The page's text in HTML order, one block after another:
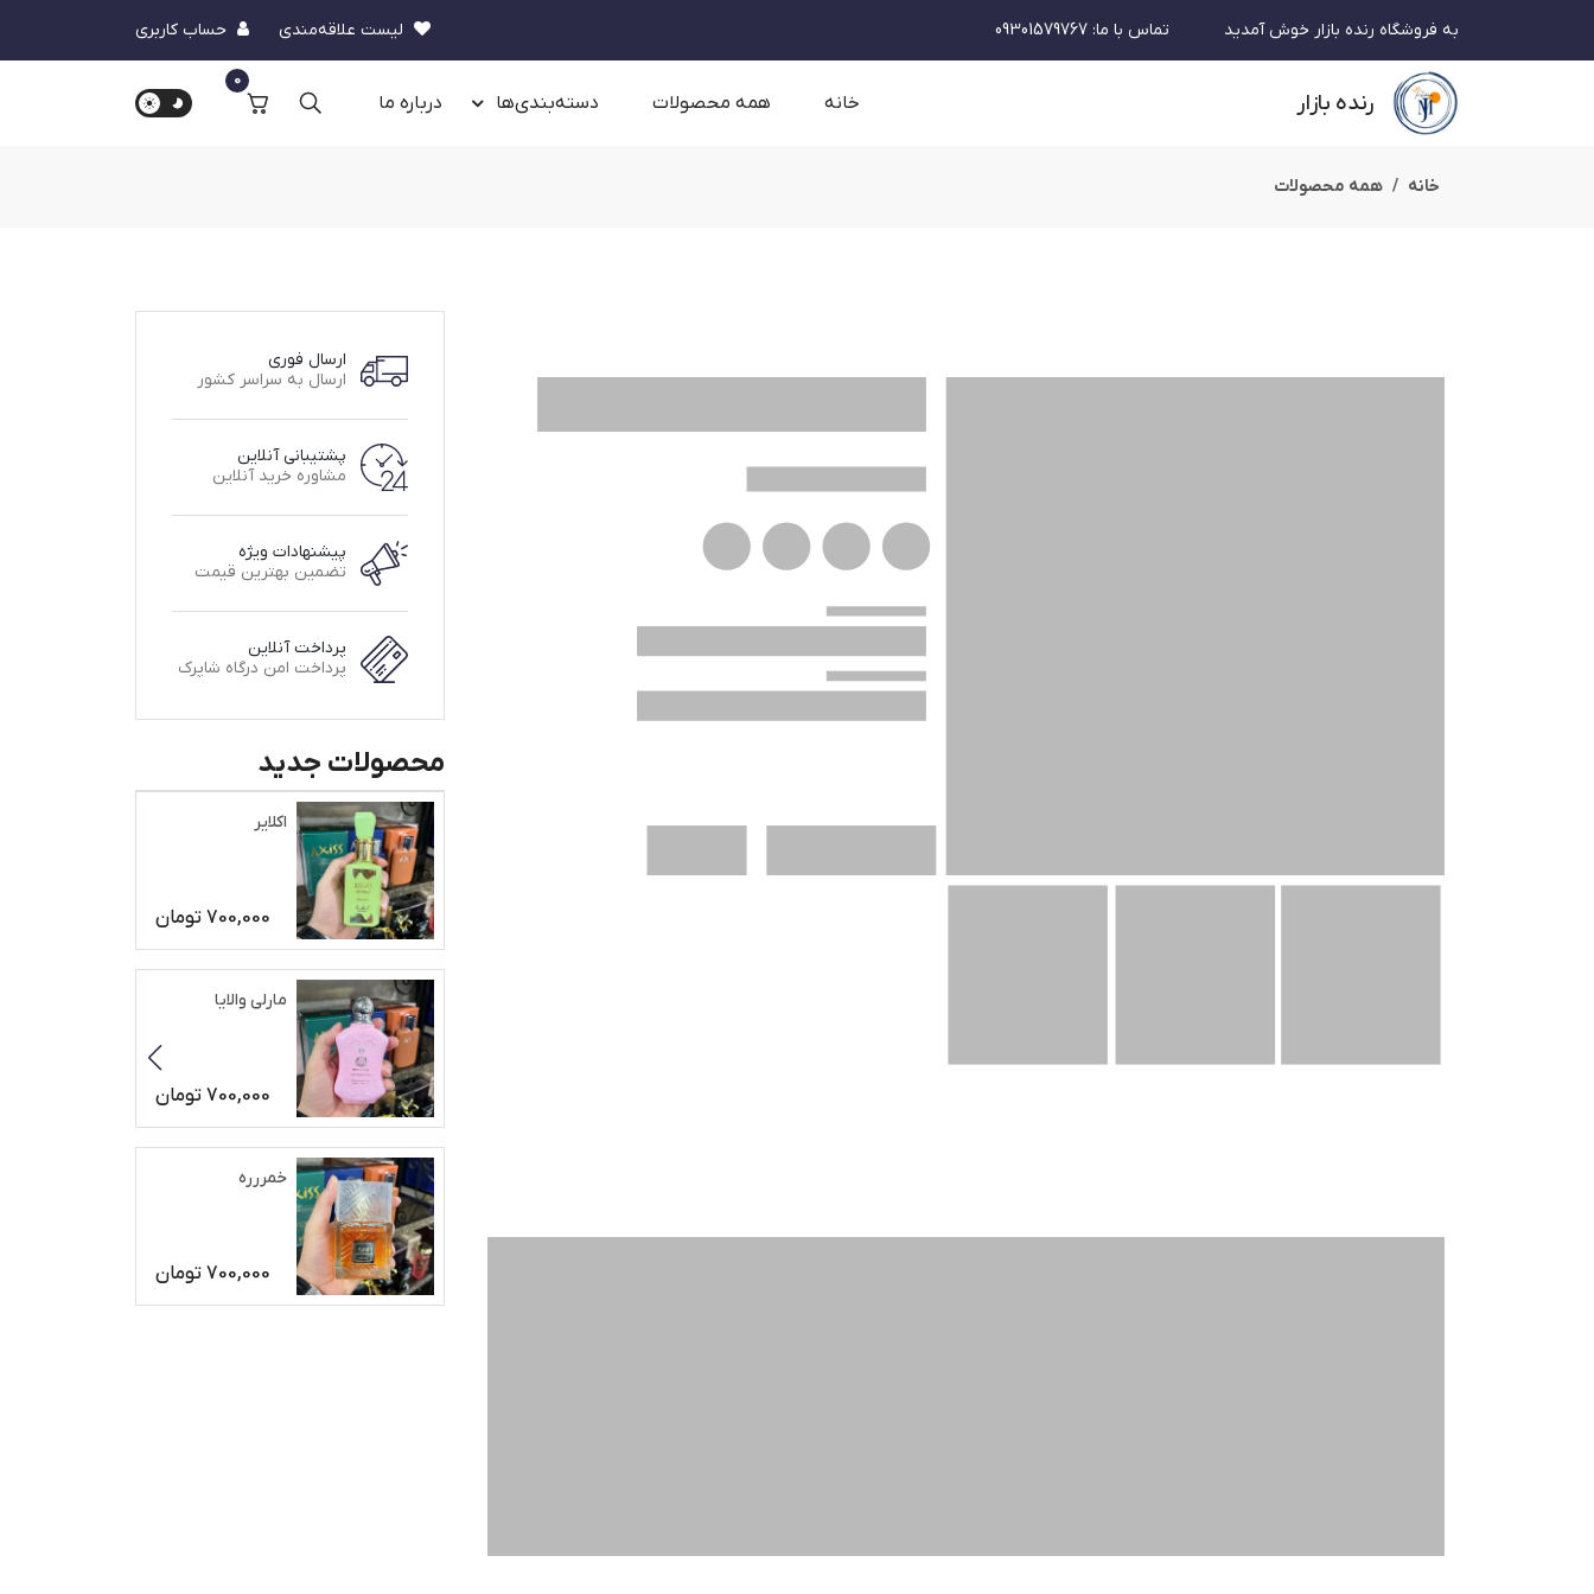
به فروشگاه رنده بازار خوش آمدید تماس با ما:
09301579767 لیست علاقه‌مندی حساب کاربری
رنده بازار خانه همه محصولات دسته‌بندی‌ها درباره‌ ما
0
خانه همه محصولات
ارسال فوری
ارسال به سراسر کشور
پشتیبانی آنلاین
مشاوره خرید آنلاین
پیشنهادات ویژه
تضمین بهترین قیمت
پرداخت آنلاین
پرداخت امن درگاه شاپرک
محصولات جدید
اکلایر
700,000 تومان
مارلی والایا
700,000 تومان
خمررره
700,000 تومان